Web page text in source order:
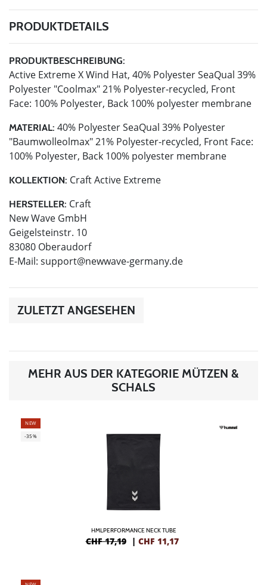
PRODUKTDETAILS
PRODUKTBESCHREIBUNG:
Active Extreme X Wind Hat, 40% Polyester SeaQual 39%
Polyester "Coolmax" 21% Polyester-recycled, Front
Face: 100% Polyester, Back 100% polyester membrane
MATERIAL: 40% Polyester SeaQual 39% Polyester
"Baumwolleolmax" 21% Polyester-recycled, Front Face:
100% Polyester, Back 100% polyester membrane
KOLLEKTION: Craft Active Extreme
HERSTELLER: Craft
New Wave GmbH
Geigelsteinstr. 10
83080 Oberaudorf
E-Mail: support@newwave-germany.de
ZULETZT ANGESEHEN
MEHR AUS DER KATEGORIE MÜTZEN &
SCHALS
NEW
-35%
HMLPERFORMANCE NECK TUBE
CHF 17,19 | CHF 11,17